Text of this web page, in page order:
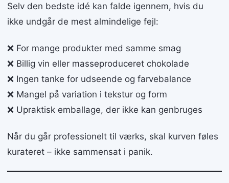
Selv den bedste idé kan falde igennem, hvis du
ikke undgår de mest almindelige fejl:
❌ For mange produkter med samme smag
❌ Billig vin eller masseproduceret chokolade
❌ Ingen tanke for udseende og farvebalance
❌ Mangel på variation i tekstur og form
❌ Upraktisk emballage, der ikke kan genbruges
Når du går professionelt til værks, skal kurven føles
kurateret – ikke sammensat i panik.